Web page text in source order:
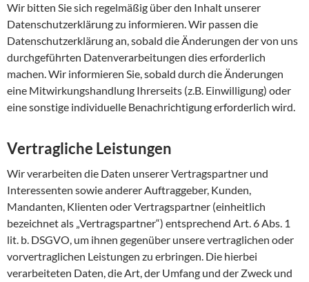
Wir bitten Sie sich regelmäßig über den Inhalt unserer
Datenschutzerklärung zu informieren. Wir passen die
Datenschutzerklärung an, sobald die Änderungen der von uns
durchgeführten Datenverarbeitungen dies erforderlich
machen. Wir informieren Sie, sobald durch die Änderungen
eine Mitwirkungshandlung Ihrerseits (z.B. Einwilligung) oder
eine sonstige individuelle Benachrichtigung erforderlich wird.
Vertragliche Leistungen
Wir verarbeiten die Daten unserer Vertragspartner und
Interessenten sowie anderer Auftraggeber, Kunden,
Mandanten, Klienten oder Vertragspartner (einheitlich
bezeichnet als „Vertragspartner“) entsprechend Art. 6 Abs. 1
lit. b. DSGVO, um ihnen gegenüber unsere vertraglichen oder
vorvertraglichen Leistungen zu erbringen. Die hierbei
verarbeiteten Daten, die Art, der Umfang und der Zweck und